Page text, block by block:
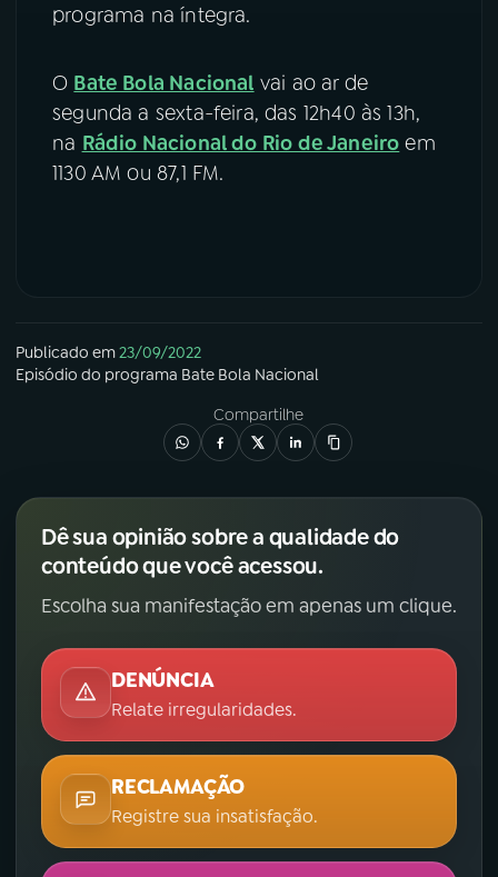
programa na íntegra.
O Bate Bola Nacional vai ao ar de
segunda a sexta-feira, das 12h40 às 13h,
na Rádio Nacional do Rio de Janeiro em
1130 AM ou 87,1 FM.
Publicado em23/09/2022
Episódio do programa Bate Bola Nacional
Compartilhe
Dê sua opinião sobre a qualidade do
conteúdo que você acessou.
Escolha sua manifestação em apenas um clique.
DENÚNCIA
Relate irregularidades.
RECLAMAÇÃO
Registre sua insatisfação.